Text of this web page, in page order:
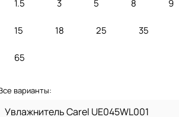
1.5 3 5 8 9
15 18 25 35
65
варианты:
Увлажнитель Carel UE045WL001